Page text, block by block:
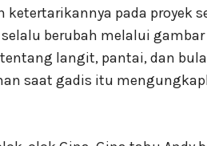
pada proyek
berubah melalui
langit, pantai, dan
saat gadis itu